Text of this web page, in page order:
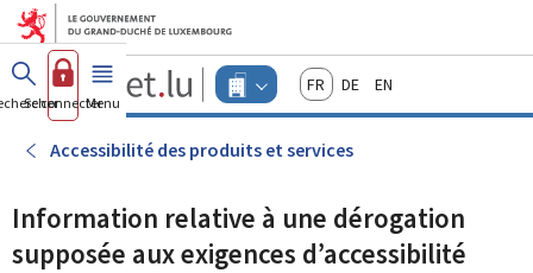
Aller au menu principal
Aller au contenu
Guichet.lu
Changer
d'espace
-
Menu
actif
FrançaisDeutschEnglish
Se connecterMenu principal
Accessibilité des produits et services
Information relative à une dérogation
supposée aux exigences d’accessibilité